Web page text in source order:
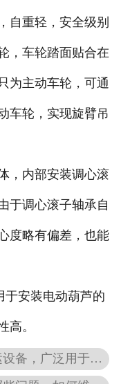
自重轻，安全级别
，车轮踏面贴合在
为主动车轮，可通
车轮，实现旋臂吊
，内部安装调心滚
于调心滚子轴承自
度略有偏差，也能
于安装电动葫芦的
高。
上一条：液压平衡吊是机械吊运设备，广泛用于企业生产